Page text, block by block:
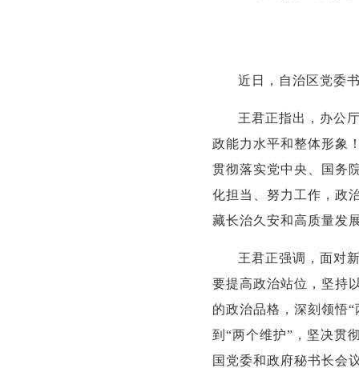
近日，自治区党委
王君正指出，办公
政能力水平和整体形象
贯彻落实党中央、国务
化担当、努力工作，政
藏长治久安和高质量发
王君正强调，面对
要提高政治站位，坚持
的政治品格，深刻领悟
到“两个维护”，坚决贯
国党委和政府秘书长会